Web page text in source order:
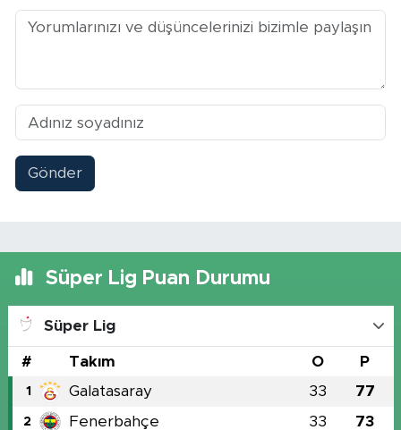
Gönder
Süper Lig Puan Durumu
Süper Lig
# Takım O P
1 Galatasaray 33 77
2 Fenerbahçe 33 73